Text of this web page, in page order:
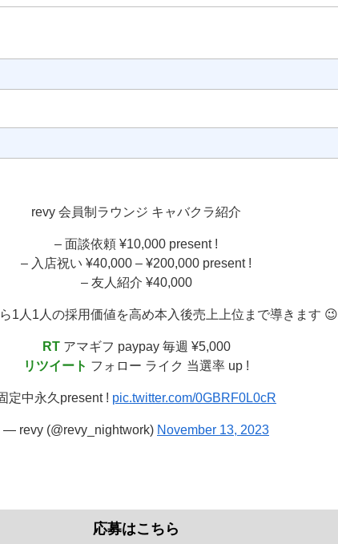
revy 会員制ラウンジ キャバクラ紹介
– 面談依頼 ¥10,000 present !
– 入店祝い ¥40,000 – ¥200,000 present !
– 友人紹介 ¥40,000
1人1人の採用価値を高め本入後売上上位まで導きます 😉
RTアマギフ paypay 毎週 ¥5,000
リツイート フォロー ライク 当選率 up !
定中永久present ! pic.twitter.com/0GBRF0L0cR
— revy (@revy_nightwork) November 13, 2023
応募はこちら